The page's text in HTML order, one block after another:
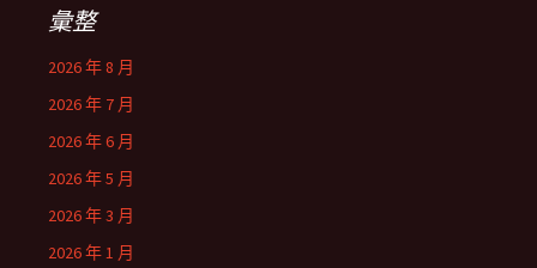
彙整
2026 年 8 月
2026 年 7 月
2026 年 6 月
2026 年 5 月
2026 年 3 月
2026 年 1 月